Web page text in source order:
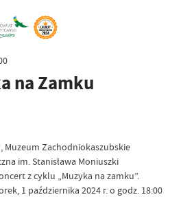
na Zamku
Zachodniokaszubskie
im. Stanisława Moniuszki
z cyklu „Muzyka na zamku”.
1 października 2024 r. o godz. 18:00